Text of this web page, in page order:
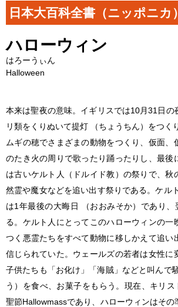
日本大百科全書（ニッポニカ）
ハローウィン
はろーうぃん
Halloween
本来は聖夜の意味。イギリスでは10月31日の
リ類をくりぬいて提灯 （ちょうちん）をつく
ムギの穂でさまざまの動物をつくり、仮面、
のたき火の周りで歌ったり踊ったりし、最後
は古いケルト人（ドルイド教）の祭りで、秋
然霊や魔女などを追い出す祭りである。ケル
は1年最後の大晦日 （おおみそか）であり
る。ケルト人にとってこのハローウィンの一
つく悪霊たちをすべて動物に移しかえて追い
信じられていた。ウェールズの若者は女性に
子供たちも「お化け」「海賊」などと叫んで
う）を食べ、お菓子をもらう。現在、キリ
聖節Hallowmassであり、ハローウィンはその